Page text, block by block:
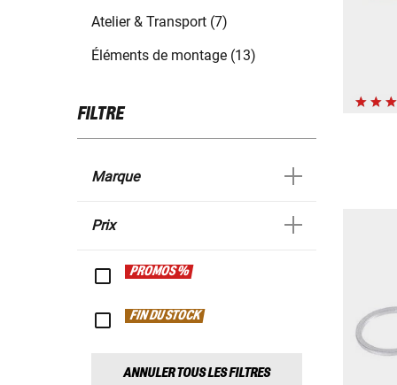
Atelier & Transport (7)
Éléments de montage (13)
FILTRE
Marque
Prix
PROMOS %
FIN DU STOCK
ANNULER TOUS LES FILTRES